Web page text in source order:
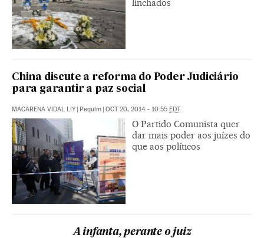
linchados
China discute a reforma do Poder Judiciário
para garantir a paz social
MACARENA VIDAL LIY | Pequim | OCT 20, 2014 - 10:55 EDT
O Partido Comunista quer
dar mais poder aos juízes do
que aos políticos
A infanta, perante o juiz